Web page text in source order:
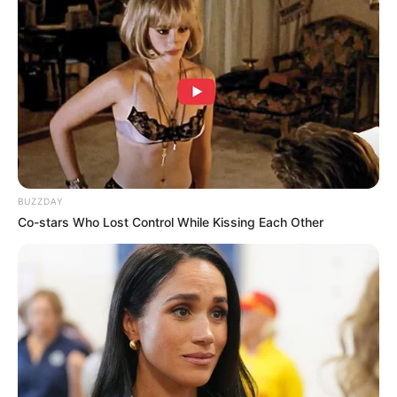
liburan bersama.
Kekayaan
Tidak diketahui pasti berapa total kekayaan Aurora Ribero,
kekayaannya berasal dari kariernya sebagai model, aktor,
penyanyi.
Kontroversi
Fakta Menarik
Merupakan blasteran Italia-Indonesia, di mana ayahnya
keturunan Italia dan ibunya keturunan Jawa asal Semarang.
Sebelum terjun ke industri hiburan, ia merupakan
modelcatwalkdi Bali.
Wajah blasterannya berhasil memikat pihak manajemen dan
mengajaknya ke Jakarta untuk menjadi seorang artis.
BUZZDAY
Co-stars Who Lost Control While Kissing Each Other